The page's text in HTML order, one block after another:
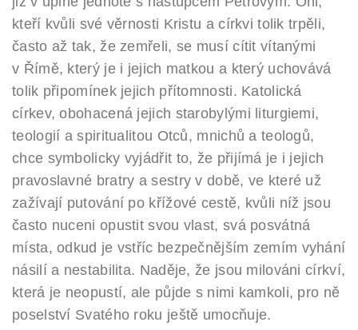
kteří kvůli své věrnosti Kristu a církvi tolik trpěli,
často až tak, že zemřeli, se musí cítit vítanými
v Římě, který je i jejich matkou a který uchovává
tolik připomínek jejich přítomnosti. Katolická
církev, obohacená jejich starobylými liturgiemi,
teologií a spiritualitou Otců, mnichů a teologů,
chce symbolicky vyjádřit to, že přijímá je i jejich
pravoslavné bratry a sestry v době, ve které už
zažívají putování po křížové cestě, kvůli níž jsou
často nuceni opustit svou vlast, svá posvátná
místa, odkud je vstříc bezpečnějším zemím vyhání
násilí a nestabilita. Naděje, že jsou milováni církví,
která je neopustí, ale půjde s nimi kamkoli, pro ně
poselství Svatého roku ještě umocňuje.